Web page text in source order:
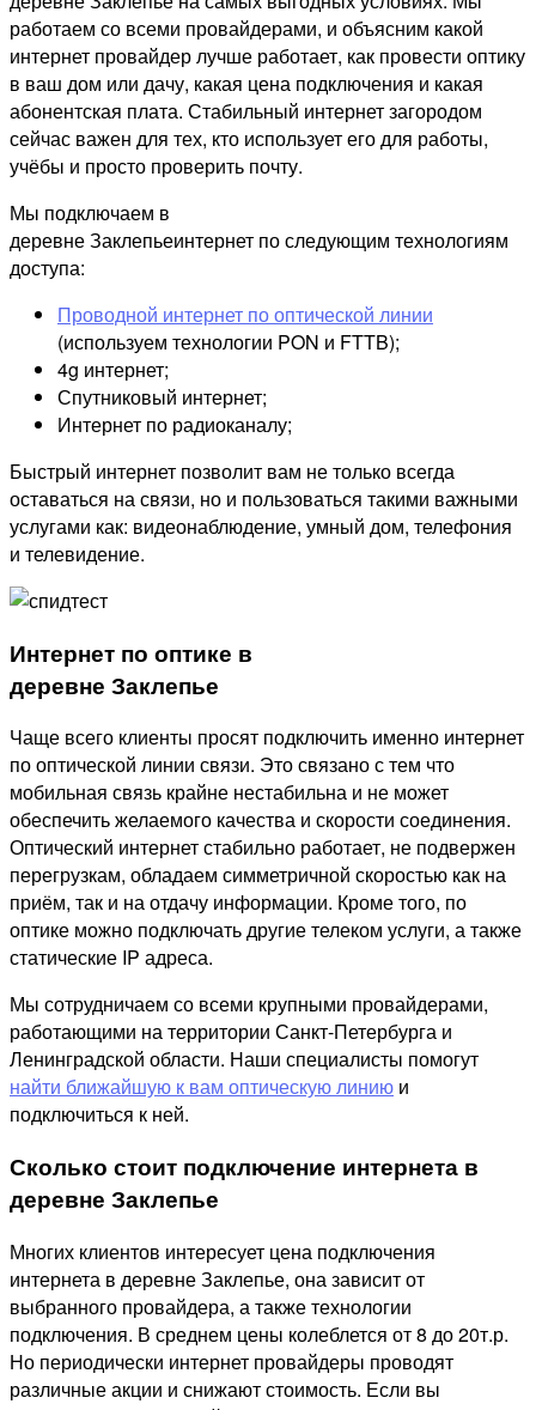
работаем со всеми провайдерами, и объясним какой
интернет провайдер лучше работает, как провести оптику
в ваш дом или дачу, какая цена подключения и какая
абонентская плата. Стабильный интернет загородом
сейчас важен для тех, кто использует его для работы,
учёбы и просто проверить почту.
Мы подключаем в
деревне Заклепьеинтернет по следующим технологиям
доступа:
Проводной интернет по оптической линии
(используем технологии PON и FTTB);
4g интернет;
Спутниковый интернет;
Интернет по радиоканалу;
Быстрый интернет позволит вам не только всегда
оставаться на связи, но и пользоваться такими важными
услугами как: видеонаблюдение, умный дом, телефония
и телевидение.
Интернет по оптике в
деревне Заклепье
Чаще всего клиенты просят подключить именно интернет
по оптической линии связи. Это связано с тем что
мобильная связь крайне нестабильна и не может
обеспечить желаемого качества и скорости соединения.
Оптический интернет стабильно работает, не подвержен
перегрузкам, обладаем симметричной скоростью как на
приём, так и на отдачу информации. Кроме того, по
оптике можно подключать другие телеком услуги, а также
статические IP адреса.
Мы сотрудничаем со всеми крупными провайдерами,
работающими на территории Санкт-Петербурга и
Ленинградской области. Наши специалисты помогут
найти ближайшую к вам оптическую линию и
подключиться к ней.
Сколько стоит подключение интернета в
деревне Заклепье
Многих клиентов интересует цена подключения
интернета в деревне Заклепье, она зависит от
выбранного провайдера, а также технологии
подключения. В среднем цены колеблется от 8 до 20т.р.
Но периодически интернет провайдеры проводят
различные акции и снижают стоимость. Если вы